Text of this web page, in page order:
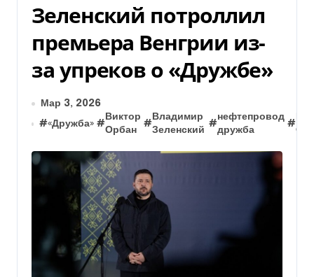
Зеленский потроллил
премьера Венгрии из-
за упреков о «Дружбе»
Мар 3, 2026
#«Дружба» #
Виктор
Орбан
#
Владимир
Зеленский
#
нефтепровод
дружба
#